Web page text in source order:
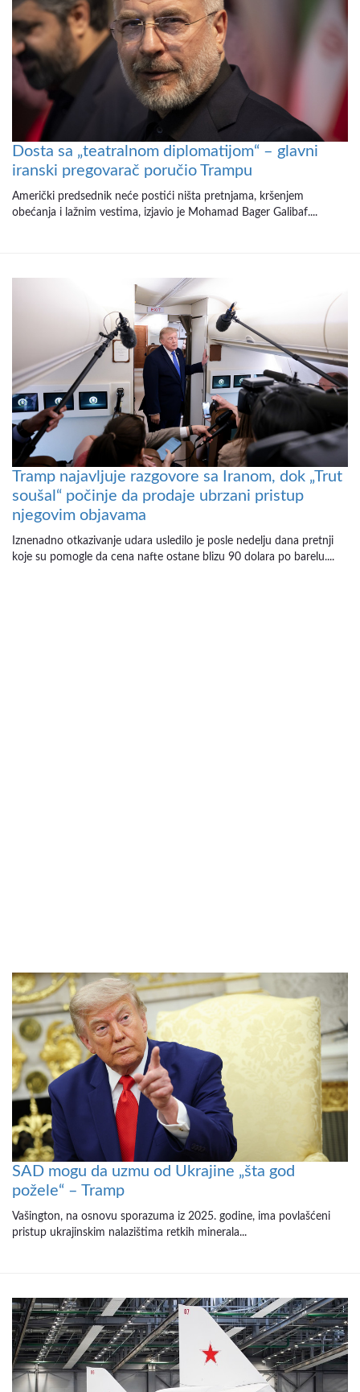
Dosta sa „teatralnom diplomatijom“ – glavni
iranski pregovarač poručio Trampu
Američki predsednik neće postići ništa pretnjama, kršenjem
obećanja i lažnim vestima, izjavio je Mohamad Bager Galibaf....
Tramp najavljuje razgovore sa Iranom, dok „Trut
soušal“ počinje da prodaje ubrzani pristup
njegovim objavama
Iznenadno otkazivanje udara usledilo je posle nedelju dana pretnji
koje su pomogle da cena nafte ostane blizu 90 dolara po barelu....
SAD mogu da uzmu od Ukrajine „šta god
požele“ – Tramp
Vašington, na osnovu sporazuma iz 2025. godine, ima povlašćeni
pristup ukrajinskim nalazištima retkih minerala...